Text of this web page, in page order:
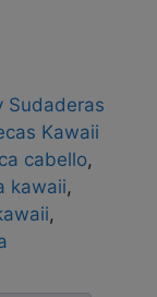
Sudaderas
Kawaii
cabello,
kawaii,
,